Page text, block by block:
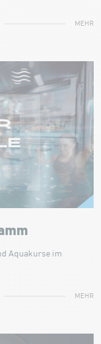
MEHR
Aquakurse im
MEHR